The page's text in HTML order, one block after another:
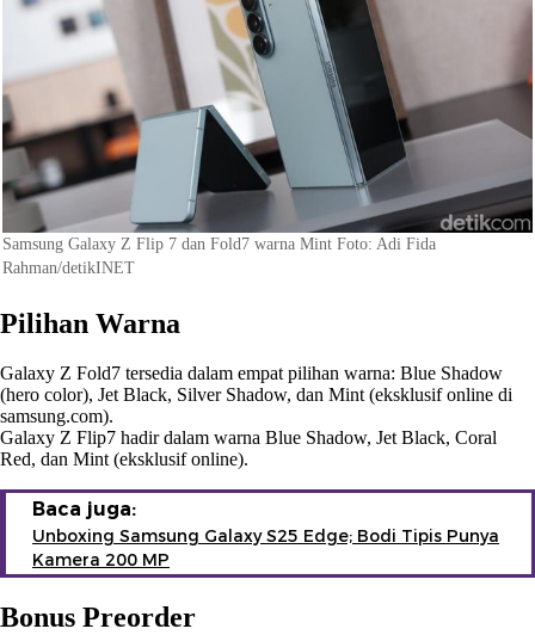
Samsung Galaxy Z Flip 7 dan Fold7 warna Mint Foto: Adi Fida
Rahman/detikINET
Pilihan Warna
Galaxy Z Fold7 tersedia dalam empat pilihan warna: Blue Shadow
(hero color), Jet Black, Silver Shadow, dan Mint (eksklusif online di
samsung.com).
Galaxy Z Flip7 hadir dalam warna Blue Shadow, Jet Black, Coral
Red, dan Mint (eksklusif online).
Baca juga:
Unboxing Samsung Galaxy S25 Edge; Bodi Tipis Punya
Kamera 200 MP
Bonus Preorder